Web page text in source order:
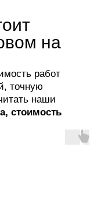
на
работ
точную
наши
стоимость